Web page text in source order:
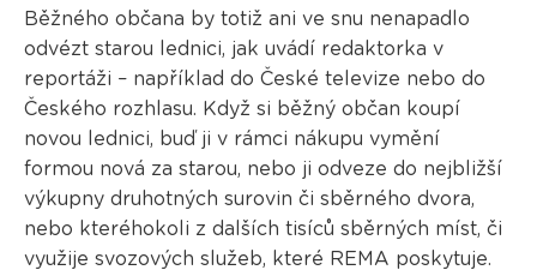
Běžného občana by totiž ani ve snu nenapadlo
odvézt starou lednici, jak uvádí redaktorka v
reportáži – například do České televize nebo do
Českého rozhlasu. Když si běžný občan koupí
novou lednici, buď ji v rámci nákupu vymění
formou nová za starou, nebo ji odveze do nejbližší
výkupny druhotných surovin či sběrného dvora,
nebo kteréhokoli z dalších tisíců sběrných míst, či
využije svozových služeb, které REMA poskytuje.